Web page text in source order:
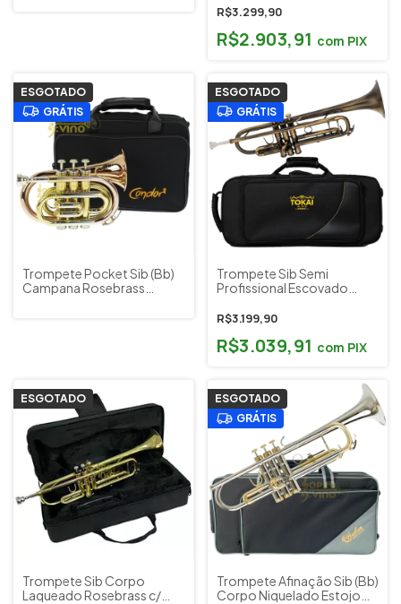
Júpiter Taiwan Cód.
R$3.299,90
R$2.903,91 com PIX
ESGOTADO
GRÁTIS
Trompete Pocket Sib (Bb)
Campana Rosebrass
ESGOTADO
GRÁTIS
Trompete Sib Semi
Profissional Escovado
Cód. TR-400EN
R$3.199,90
R$3.039,91 com PIX
ESGOTADO
Trompete Sib Corpo
Laqueado Rosebrass c/
ESGOTADO
GRÁTIS
Trompete Afinação Sib (Bb)
Corpo Niquelado Estojo